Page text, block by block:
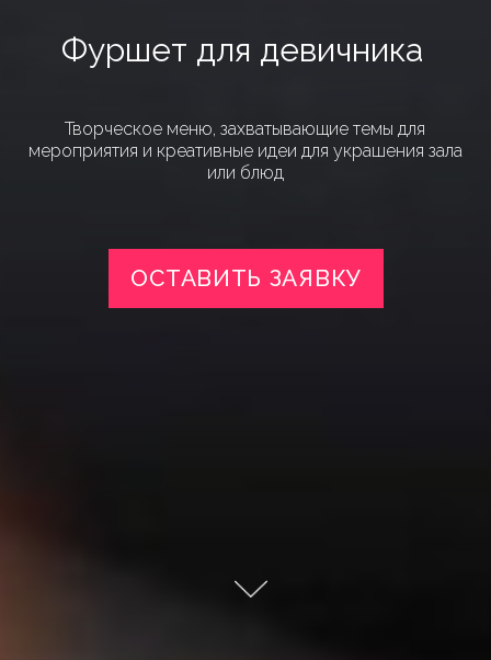
Фуршет для девичника
Творческое меню, захватывающие темы для
мероприятия и креативные идеи для украшения зала
или блюд